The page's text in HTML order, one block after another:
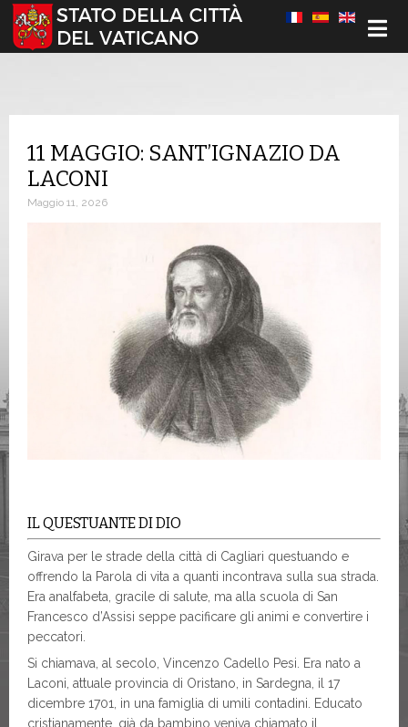
Seleziona la tua lingua
11 MAGGIO: SANT’IGNAZIO DA
LACONI
Maggio 11, 2026
IL QUESTUANTE DI DIO
Girava per le strade della città di Cagliari questuando e
offrendo la Parola di vita a quanti incontrava sulla sua strada.
Era analfabeta, gracile di salute, ma alla scuola di San
Francesco d’Assisi seppe pacificare gli animi e convertire i
peccatori.
Si chiamava, al secolo, Vincenzo Cadello Pesi. Era nato a
Laconi, attuale provincia di Oristano, in Sardegna, il 17
dicembre 1701, in una famiglia di umili contadini. Educato
cristianamente, già da bambino veniva chiamato il